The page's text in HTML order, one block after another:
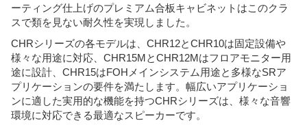
ーティング仕上げのプレミアム合板キャビネットはこのクラ
スで類を見ない耐久性を実現しました。
CHRシリーズの各モデルは、CHR12とCHR10は固定設備や
様々な用途に対応、CHR15MとCHR12Mはフロアモニター用
途に設計、CHR15はFOHメインシステム用途と多様なSRア
プリケーションの要件を満たします。幅広いアプリケーショ
ンに適した実用的な機能を持つCHRシリーズは、様々な音響
環境に対応できる最適なスピーカーです。